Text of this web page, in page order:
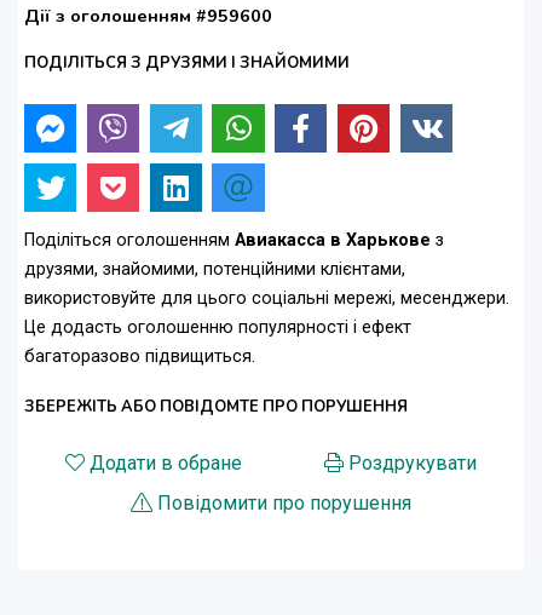
Дії з оголошенням #959600
ПОДІЛІТЬСЯ З ДРУЗЯМИ І ЗНАЙОМИМИ
Поділіться оголошенням Авиакасса в Харькове з
друзями, знайомими, потенційними клієнтами,
використовуйте для цього соціальні мережі, месенджери.
Це додасть оголошенню популярності і ефект
багаторазово підвищиться.
ЗБЕРЕЖІТЬ АБО ПОВІДОМТЕ ПРО ПОРУШЕННЯ
Додати в обране
Роздрукувати
Повідомити про порушення